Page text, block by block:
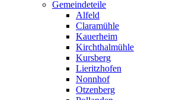
Gemeindeteile
Alfeld
Claramühle
Kauerheim
Kirchthalmühle
Kursberg
Lieritzhofen
Nonnhof
Otzenberg